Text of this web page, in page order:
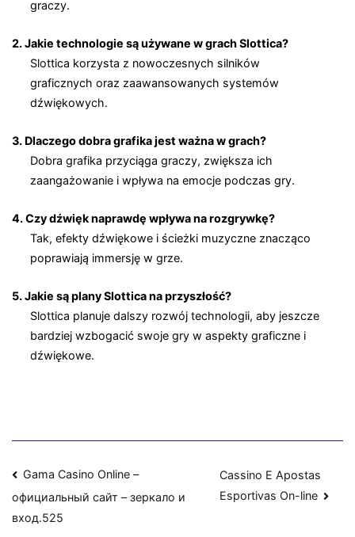
graczy.
2. Jakie technologie są używane w grach Slottica?
Slottica korzysta z nowoczesnych silników
graficznych oraz zaawansowanych systemów
dźwiękowych.
3. Dlaczego dobra grafika jest ważna w grach?
Dobra grafika przyciąga graczy, zwiększa ich
zaangażowanie i wpływa na emocje podczas gry.
4. Czy dźwięk naprawdę wpływa na rozgrywkę?
Tak, efekty dźwiękowe i ścieżki muzyczne znacząco
poprawiają immersję w grze.
5. Jakie są plany Slottica na przyszłość?
Slottica planuje dalszy rozwój technologii, aby jeszcze
bardziej wzbogacić swoje gry w aspekty graficzne i
dźwiękowe.
Navigasi
pos
Gama Casino Online –
официальный сайт – зеркало и
вход.525
Cassino E Apostas
Esportivas On-line